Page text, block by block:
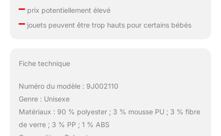
–prix potentiellement élevé
–jouets peuvent être trop hauts pour certains bébés
Fiche technique
Numéro du modèle : 9J002110
Genre : Unisexe
Matériaux : 90 % polyester ; 3 % mousse PU ; 3 % fibre
de verre ; 3 % PP ; 1 % ABS